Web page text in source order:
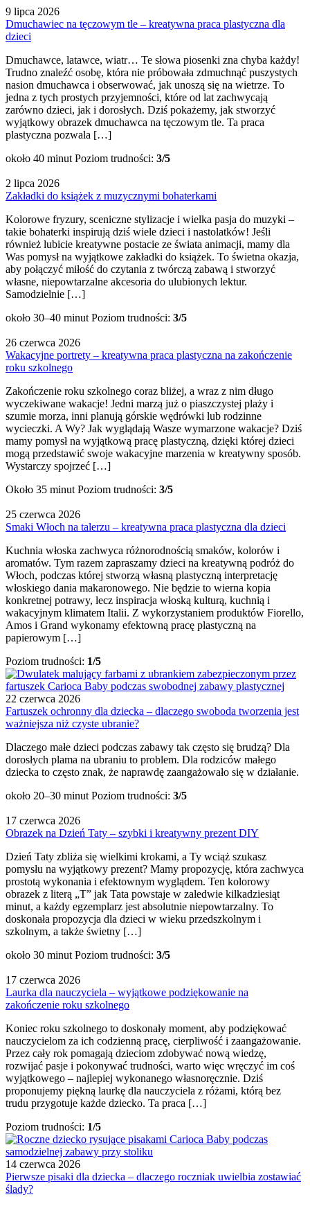
9 lipca 2026
Dmuchawiec na tęczowym tle – kreatywna praca plastyczna dla
dzieci
Dmuchawce, latawce, wiatr… Te słowa piosenki zna chyba każdy!
Trudno znaleźć osobę, która nie próbowała zdmuchnąć puszystych
nasion dmuchawca i obserwować, jak unoszą się na wietrze. To
jedna z tych prostych przyjemności, które od lat zachwycają
zarówno dzieci, jak i dorosłych. Dziś pokażemy, jak stworzyć
wyjątkowy obrazek dmuchawca na tęczowym tle. Ta praca
plastyczna pozwala […]
około 40 minut Poziom trudności: 3/5
2 lipca 2026
Zakładki do książek z muzycznymi bohaterkami
Kolorowe fryzury, sceniczne stylizacje i wielka pasja do muzyki –
takie bohaterki inspirują dziś wiele dzieci i nastolatków! Jeśli
również lubicie kreatywne postacie ze świata animacji, mamy dla
Was pomysł na wyjątkowe zakładki do książek. To świetna okazja,
aby połączyć miłość do czytania z twórczą zabawą i stworzyć
własne, niepowtarzalne akcesoria do ulubionych lektur.
Samodzielnie […]
około 30–40 minut Poziom trudności: 3/5
26 czerwca 2026
Wakacyjne portrety – kreatywna praca plastyczna na zakończenie
roku szkolnego
Zakończenie roku szkolnego coraz bliżej, a wraz z nim długo
wyczekiwane wakacje! Jedni marzą już o piaszczystej plaży i
szumie morza, inni planują górskie wędrówki lub rodzinne
wycieczki. A Wy? Jak wyglądają Wasze wymarzone wakacje? Dziś
mamy pomysł na wyjątkową pracę plastyczną, dzięki której dzieci
mogą przedstawić swoje wakacyjne marzenia w kreatywny sposób.
Wystarczy spojrzeć […]
Około 35 minut Poziom trudności: 3/5
25 czerwca 2026
Smaki Włoch na talerzu – kreatywna praca plastyczna dla dzieci
Kuchnia włoska zachwyca różnorodnością smaków, kolorów i
aromatów. Tym razem zapraszamy dzieci na kreatywną podróż do
Włoch, podczas której stworzą własną plastyczną interpretację
włoskiego dania makaronowego. Nie będzie to wierna kopia
konkretnej potrawy, lecz inspiracja włoską kulturą, kuchnią i
wakacyjnym klimatem Italii. Z wykorzystaniem produktów Fiorello,
Amos i Grand wykonamy efektowną pracę plastyczną na
papierowym […]
Poziom trudności: 1/5
22 czerwca 2026
Fartuszek ochronny dla dziecka – dlaczego swoboda tworzenia jest
ważniejsza niż czyste ubranie?
Dlaczego małe dzieci podczas zabawy tak często się brudzą? Dla
dorosłych plama na ubraniu to problem. Dla rodziców małego
dziecka to często znak, że naprawdę zaangażowało się w działanie.
około 20–30 minut Poziom trudności: 3/5
17 czerwca 2026
Obrazek na Dzień Taty – szybki i kreatywny prezent DIY
Dzień Taty zbliża się wielkimi krokami, a Ty wciąż szukasz
pomysłu na wyjątkowy prezent? Mamy propozycję, która zachwyca
prostotą wykonania i efektownym wyglądem. Ten kolorowy
obrazek z literą „T” jak Tata powstaje w zaledwie kilkadziesiąt
minut, a każdy egzemplarz jest absolutnie niepowtarzalny. To
doskonała propozycja dla dzieci w wieku przedszkolnym i
szkolnym, a także świetny […]
około 30 minut Poziom trudności: 3/5
17 czerwca 2026
Laurka dla nauczyciela – wyjątkowe podziękowanie na
zakończenie roku szkolnego
Koniec roku szkolnego to doskonały moment, aby podziękować
nauczycielom za ich codzienną pracę, cierpliwość i zaangażowanie.
Przez cały rok pomagają dzieciom zdobywać nową wiedzę,
rozwijać pasje i pokonywać trudności, warto więc wręczyć im coś
wyjątkowego – najlepiej wykonanego własnoręcznie. Dziś
proponujemy piękną laurkę dla nauczyciela z różami, którą bez
trudu przygotuje każde dziecko. Ta praca […]
Poziom trudności: 1/5
14 czerwca 2026
Pierwsze pisaki dla dziecka – dlaczego roczniak uwielbia zostawiać
ślady?